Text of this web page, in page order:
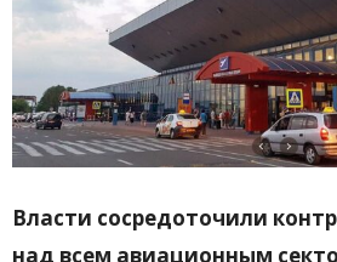
Власти сосредоточили
над всем авиационным